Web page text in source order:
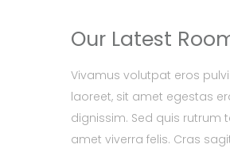
Our Latest
Vivamus volutpat eros
laoreet, sit amet egestas
dignissim. Sed quis rutrum
amet viverra felis. Cras